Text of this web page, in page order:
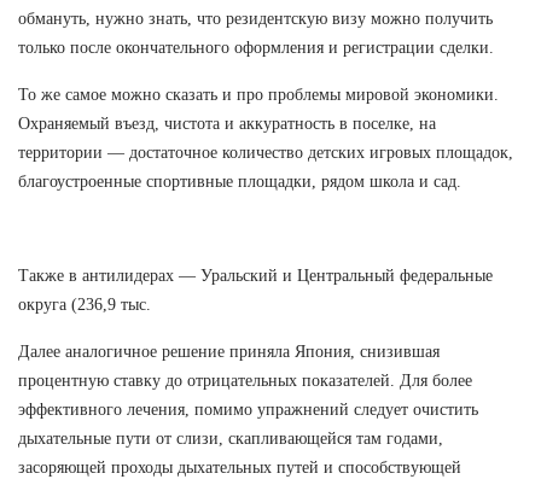
обмануть, нужно знать, что резидентскую визу можно получить
только после окончательного оформления и регистрации сделки.
То же самое можно сказать и про проблемы мировой экономики.
Охраняемый въезд, чистота и аккуратность в поселке, на
территории — достаточное количество детских игровых площадок,
благоустроенные спортивные площадки, рядом школа и сад.
Также в антилидерах — Уральский и Центральный федеральные
округа (236,9 тыс.
Далее аналогичное решение приняла Япония, снизившая
процентную ставку до отрицательных показателей. Для более
эффективного лечения, помимо упражнений следует очистить
дыхательные пути от слизи, скапливающейся там годами,
засоряющей проходы дыхательных путей и способствующей